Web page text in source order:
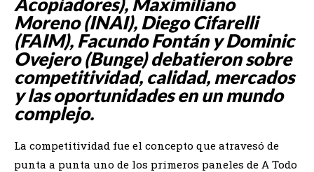
Moreno (INAI), Diego Cifarelli
(FAIM), Facundo Fontán y Dominic
Ovejero (Bunge) debatieron sobre
competitividad, calidad, mercados
y las oportunidades en un mundo
complejo.
La competitividad fue el concepto que atravesó de
punta a punta uno de los primeros paneles de A Todo